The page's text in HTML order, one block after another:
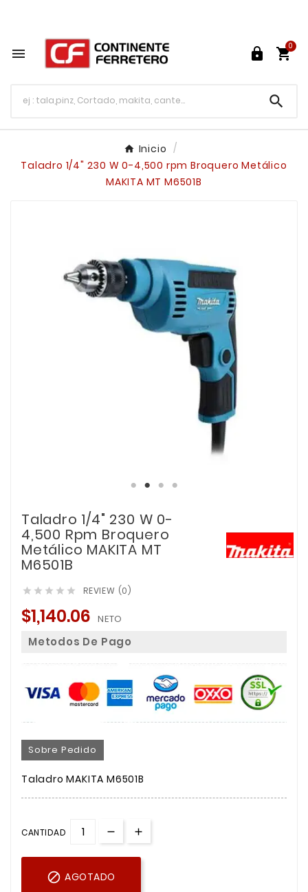
  
0

Inicio
Taladro 1/4" 230 W 0-4,500 rpm Broquero Metálico
MAKITA MT M6501B
Taladro 1/4" 230 W 0-
4,500 Rpm Broquero
Metálico MAKITA MT
M6501B
     REVIEW (0)
$1,140.06 NETO
Metodos De Pago
Sobre Pedido
Taladro MAKITA M6501B
CANTIDAD
 AGOTADO